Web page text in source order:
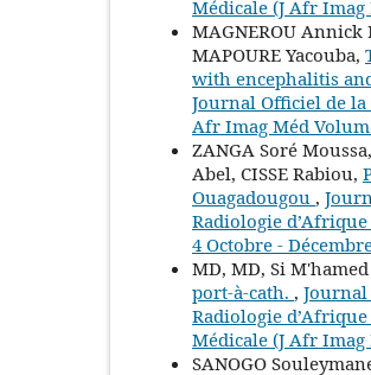
Médicale (J Afr Imag
MAGNEROU Annick
MAPOURE Yacouba,
with encephalitis
Journal Officiel de la
Afr Imag Méd
ZANGA Soré
Abel, CISSE Rabiou,
Ouagadougou ,
Radiologie
4 Octobre -
MD, MD, Si M'hamed
port-à-cath. , Journal
Radiologie
Médicale (J Afr
SANOGO